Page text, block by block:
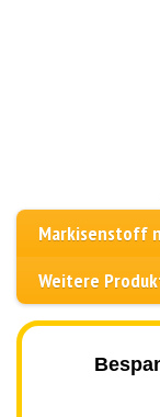
Markisenstoff
Weitere